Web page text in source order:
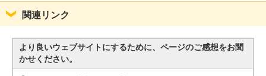
関連リンク
より良いウェブサイトにするために、ページのご感想をお聞
かせください。